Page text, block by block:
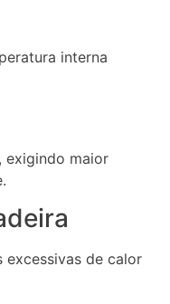
interna
exigindo maior
excessivas de calor